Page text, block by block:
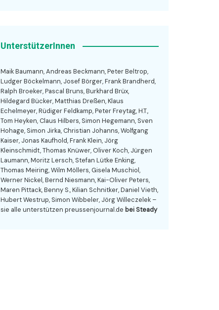
UnterstützerInnen
Maik Baumann, Andreas Beckmann, Peter Beltrop,
Ludger Böckelmann, Josef Börger, Frank Brandherd,
Ralph Broeker, Pascal Bruns, Burkhard Brüx,
Hildegard Bücker, Matthias Dreßen, Klaus
Echelmeyer, Rüdiger Feldkamp, Peter Freytag, H.T.,
Tom Heyken, Claus Hilbers, Simon Hegemann, Sven
Hohage, Simon Jirka, Christian Johanns, Wolfgang
Kaiser, Jonas Kaufhold, Frank Klein, Jörg
Kleinschmidt, Thomas Knüwer, Oliver Koch, Jürgen
Laumann, Moritz Lersch, Stefan Lütke Enking,
Thomas Meiring, Wilm Möllers, Gisela Muschiol,
Werner Nickel, Bernd Niesmann, Kai-Oliver Peters,
Maren Pittack, Benny S., Kilian Schnitker, Daniel Vieth,
Hubert Westrup, Simon Wibbeler, Jörg Willeczelek –
sie alle unterstützen preussenjournal.de bei Steady